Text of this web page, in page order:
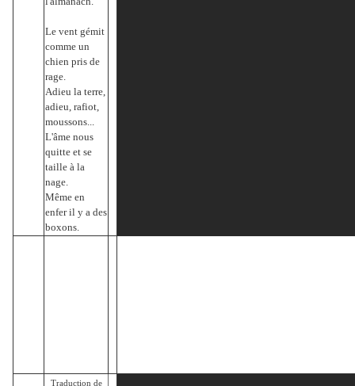
Le vent gémit
comme un
chien pris de
rage.
Adieu la terre,
adieu, rafiot,
moussons...
L'âme nous
quitte et se
taille à la
nage.
Même en
enfer il y a des
boxons.
Traduction de